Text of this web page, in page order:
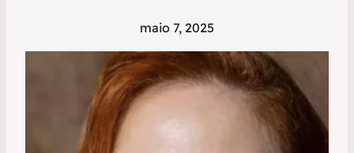
maio 7, 2025